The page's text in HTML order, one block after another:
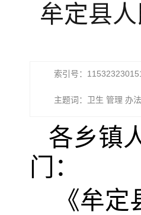
牟定县
索引号：
主题词：卫生 管理 办
各乡镇
门：
《牟